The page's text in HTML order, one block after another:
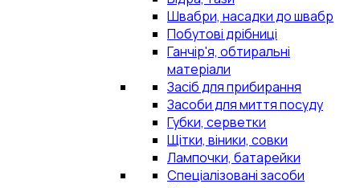
Швабри, насадки до швабр
Побутові дрібниці
Ганчір'я, обтиральні
матеріали
Засіб для прибирання
Засоби для миття посуду
Губки, серветки
Щітки, віники, совки
Лампочки, батарейки
Спеціалізовані засоби